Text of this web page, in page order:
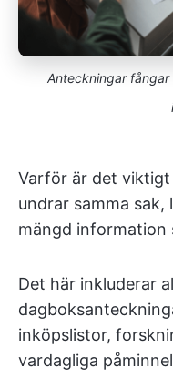
Anteckningar
Varför är det
undrar samma sak,
mängd information
Det här inkluderar
inköpslistor,
vardagliga